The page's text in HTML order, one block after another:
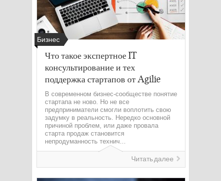
Бизнес
Что такое экспертное IT
консультирование и тех
поддержка стартапов от Agilie
В современном бизнес-сообществе понятие
стартапа не ново. Но не все
предприниматели смогли воплотить свою
задумку в реальность. Нередко основной
причиной проблем, или даже провала
старта продаж становится
непродуманность технич...
Читать далее